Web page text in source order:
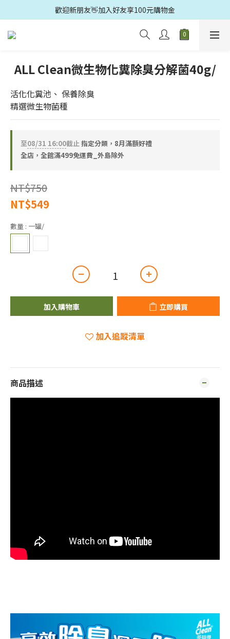
歡迎光臨🛍️多益得官方旗鑑店🚗滿499元免運
歡迎光臨🛍️多益得官方旗鑑店🚗滿499元免運
ALL Clean微生物化糞除臭分解菌40g/
活化化糞池、 保養除臭
精選微生物菌種
至08/31 16:00截止指定分類，8月滿額好禮
全店，全館滿499免運費_外島除外
NT$750
NT$549
數量 : 一罐/
加入購物車 立即購買
加入追蹤清單
商品描述